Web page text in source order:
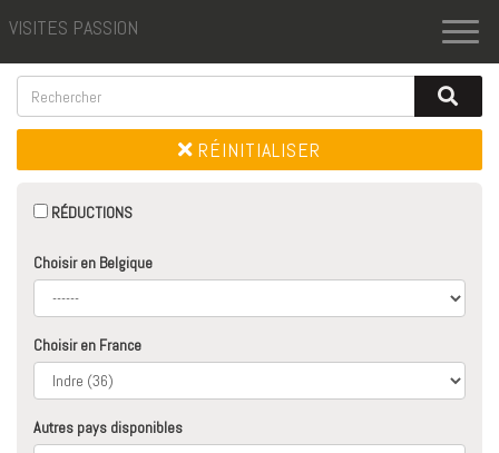
VISITES PASSION
RÉINITIALISER
RÉDUCTIONS
Choisir en Belgique
Choisir en France
Autres pays disponibles